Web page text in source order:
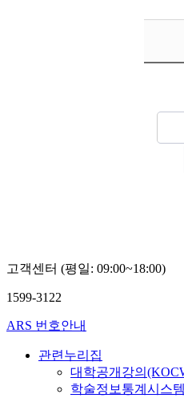
고객센터 (평일: 09:00~18:00)
1599-3122
ARS 번호안내
관련누리집
대학공개강의
학술정보통계시스